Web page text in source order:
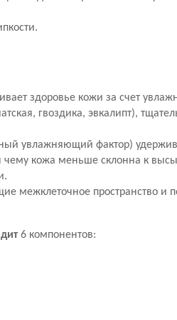
здоровье кожи за счет
гвоздика, эвкалипт),
увлажняющий фактор)
чему кожа меньше склонна к
межклеточное пространство и
6 компонентов: